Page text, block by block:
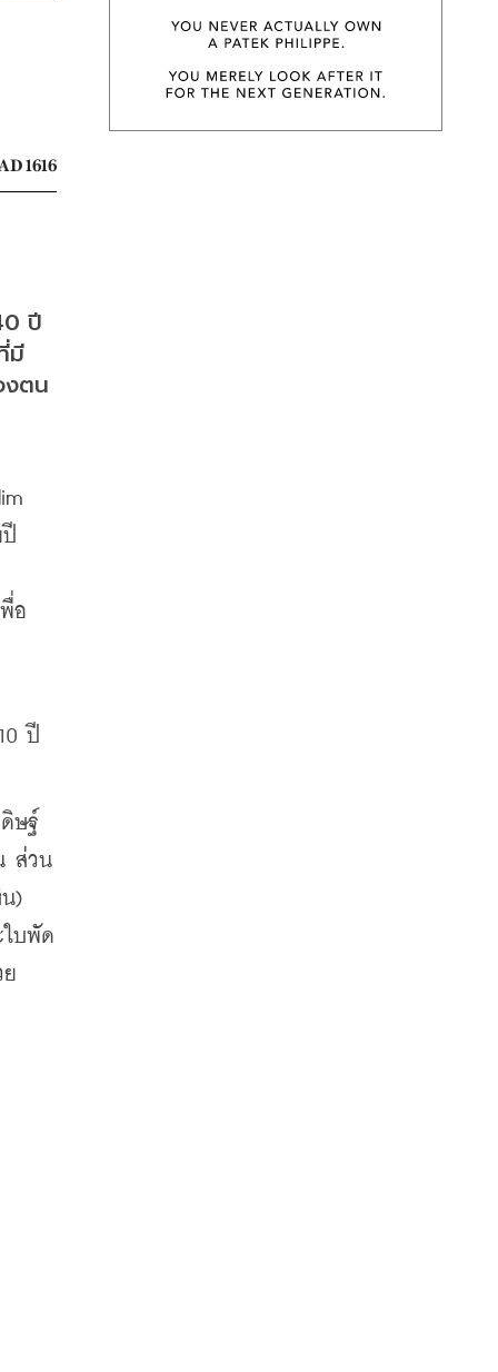
1616
ปี
มี
งตน
อ
ปี
ษฐ์
ส่วน
)
ใบพัด
ย